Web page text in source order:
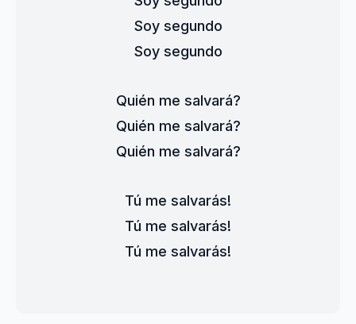
Soy segundo
Soy segundo
Quién me salvará?
Quién me salvará?
Quién me salvará?
Tú me salvarás!
Tú me salvarás!
Tú me salvarás!